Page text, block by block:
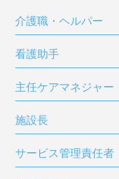
介護職・ヘルパー
看護助手
主任ケアマネジャー
施設長
サービス管理責任者